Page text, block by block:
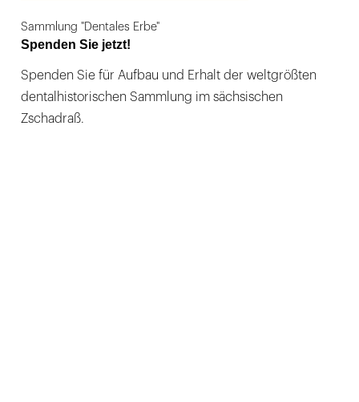
Sammlung "Dentales Erbe"
Spenden Sie jetzt!
Spenden Sie für Aufbau und Erhalt der weltgrößten
dentalhistorischen Sammlung im sächsischen
Zschadraß.